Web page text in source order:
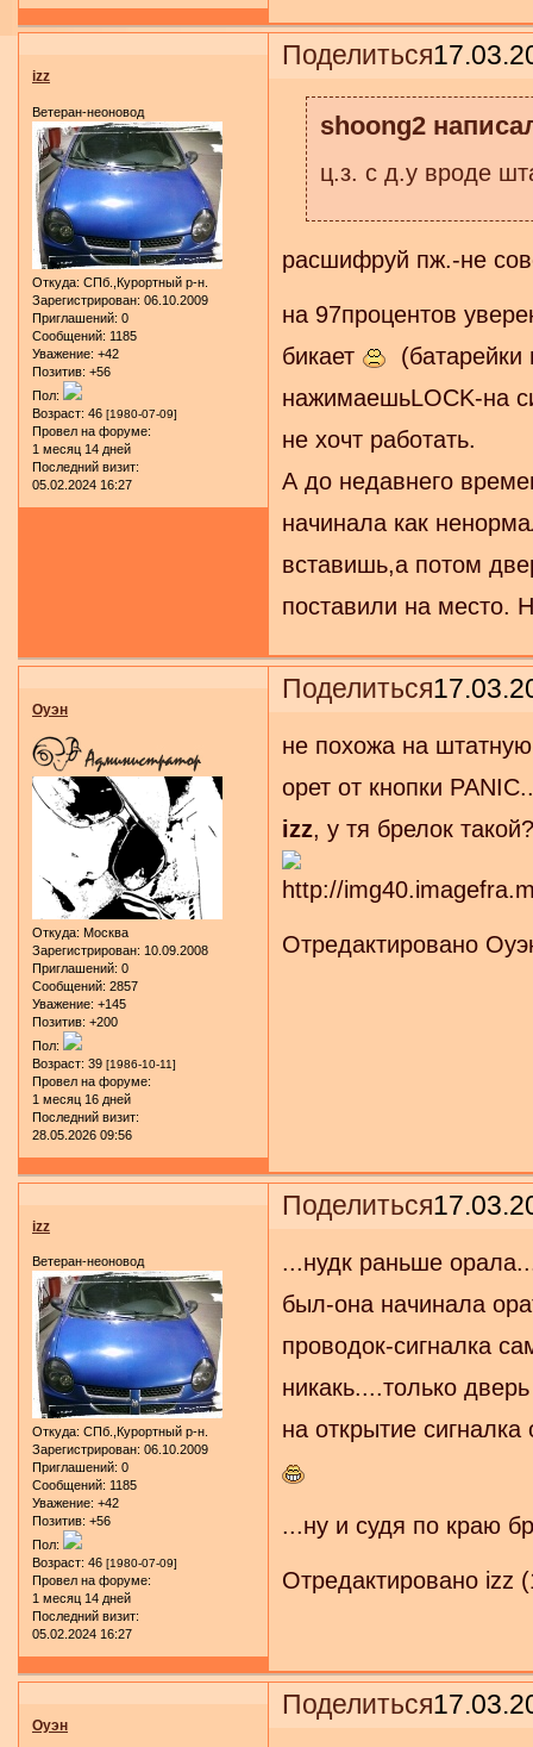
Поделиться
izz
Ветеран-неоновод
Откуда: СПб.,Курортный р-н.
Зарегистрирован: 06.10.2009
Приглашений: 0
Сообщений: 1185
Уважение: +42
Позитив: +56
Пол:
Возраст: 46 [1980-07-09]
Провел на форуме:
1 месяц 14 дней
Последний визит:
05.02.2024 16:27
shoong2
ц.з. с д.у вроде
расшифруй пж.-не
на 97процентов
бикает
нажимаешьLOCK-на
не хочт работать.
А до недавнего
начинала как
вставишь,а потом
поставили на место.
Поделиться
Оуэн
Откуда: Москва
Зарегистрирован: 10.09.2008
Приглашений: 0
Сообщений: 2857
Уважение: +145
Позитив: +200
Пол:
Возраст: 39 [1986-10-11]
Провел на форуме:
1 месяц 16 дней
Последний визит:
28.05.2026 09:56
не похожа на
орет от кнопки
izz, у тя брелок
Отредактировано
Поделиться
izz
Ветеран-неоновод
Откуда: СПб.,Курортный р-н.
Зарегистрирован: 06.10.2009
Приглашений: 0
Сообщений: 1185
Уважение: +42
Позитив: +56
Пол:
Возраст: 46 [1980-07-09]
Провел на форуме:
1 месяц 14 дней
Последний визит:
05.02.2024 16:27
...нудк раньше
был-она начинала
проводок-сигналка
никакь....только
на открытие
...ну и судя по краю
Отредактировано izz
Поделиться
Оуэн